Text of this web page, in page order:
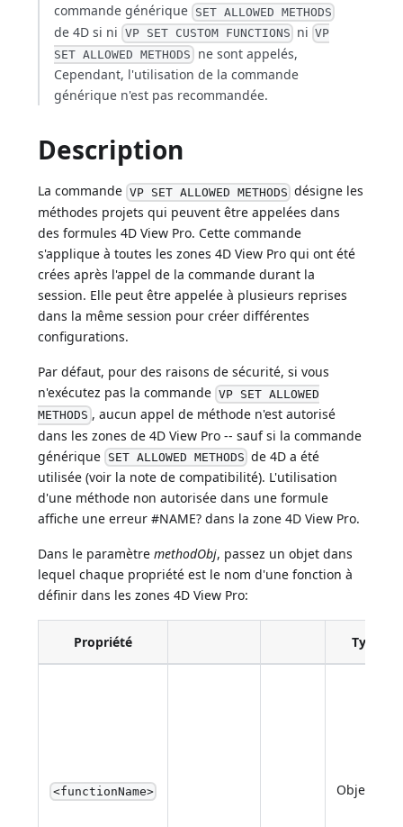
commande générique SET ALLOWED METHODS
de 4D si ni VP SET CUSTOM FUNCTIONS ni VP
SET ALLOWED METHODS ne sont appelés,
Cependant, l'utilisation de la commande
générique n'est pas recommandée.
Description
La commande VP SET ALLOWED METHODS désigne les
méthodes projets qui peuvent être appelées dans
des formules 4D View Pro. Cette commande
s'applique à toutes les zones 4D View Pro qui ont été
crées après l'appel de la commande durant la
session. Elle peut être appelée à plusieurs reprises
dans la même session pour créer différentes
configurations.
Par défaut, pour des raisons de sécurité, si vous
n'exécutez pas la commande VP SET ALLOWED
METHODS , aucun appel de méthode n'est autorisé
dans les zones de 4D View Pro -- sauf si la commande
générique SET ALLOWED METHODS de 4D a été
utilisée (voir la note de compatibilité). L'utilisation
d'une méthode non autorisée dans une formule
affiche une erreur #NAME? dans la zone 4D View Pro.
Dans le paramètremethodObj, passez un objet dans
lequel chaque propriété est le nom d'une fonction à
définir dans les zones 4D View Pro:
Propriété Type
<functionName> Object